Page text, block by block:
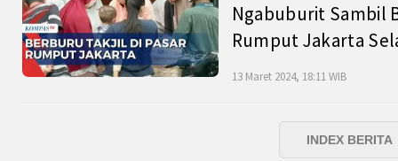
Ngabuburit Sambil
Rumput Jakarta
13 Maret 2024, 18:11 WIB
INDEX BERITA